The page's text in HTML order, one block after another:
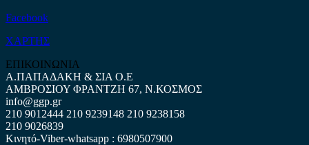
Facebook
ΧΑΡΤΗΣ
ΕΠΙΚΟΙΝΩΝΙΑ
Α.ΠΑΠΑΔΑΚΗ & ΣΙΑ Ο.Ε
ΑΜΒΡΟΣΙΟΥ ΦΡΑΝΤΖΗ 67, Ν.ΚΟΣΜΟΣ
info@ggp.gr
210 9012444 210 9239148 210 9238158
210 9026839
Κινητό-Viber-whatsapp : 6980507900